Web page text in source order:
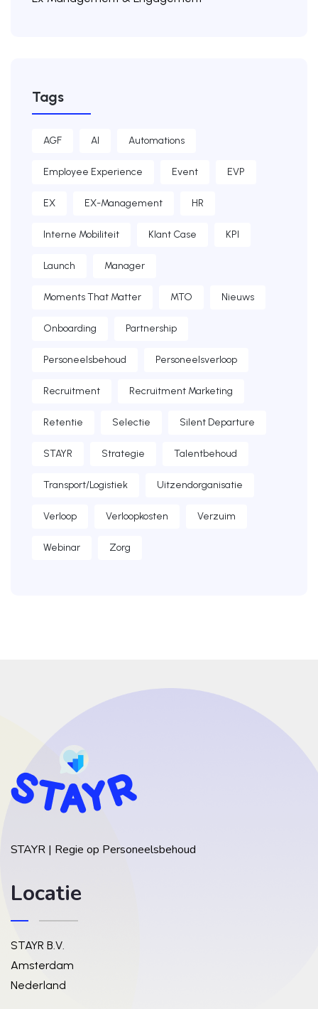
Tags
AGF AI Automations
Employee Experience Event EVP
EX EX-Management HR
Interne Mobiliteit Klant Case KPI
Launch Manager
Moments That Matter MTO Nieuws
Onboarding Partnership
Personeelsbehoud Personeelsverloop
Recruitment Recruitment Marketing
Retentie Selectie Silent Departure
STAYR Strategie Talentbehoud
Transport/Logistiek Uitzendorganisatie
Verloop Verloopkosten Verzuim
Webinar Zorg
STAYR | Regie op Personeelsbehoud
Locatie
STAYR B.V.
Amsterdam
Nederland